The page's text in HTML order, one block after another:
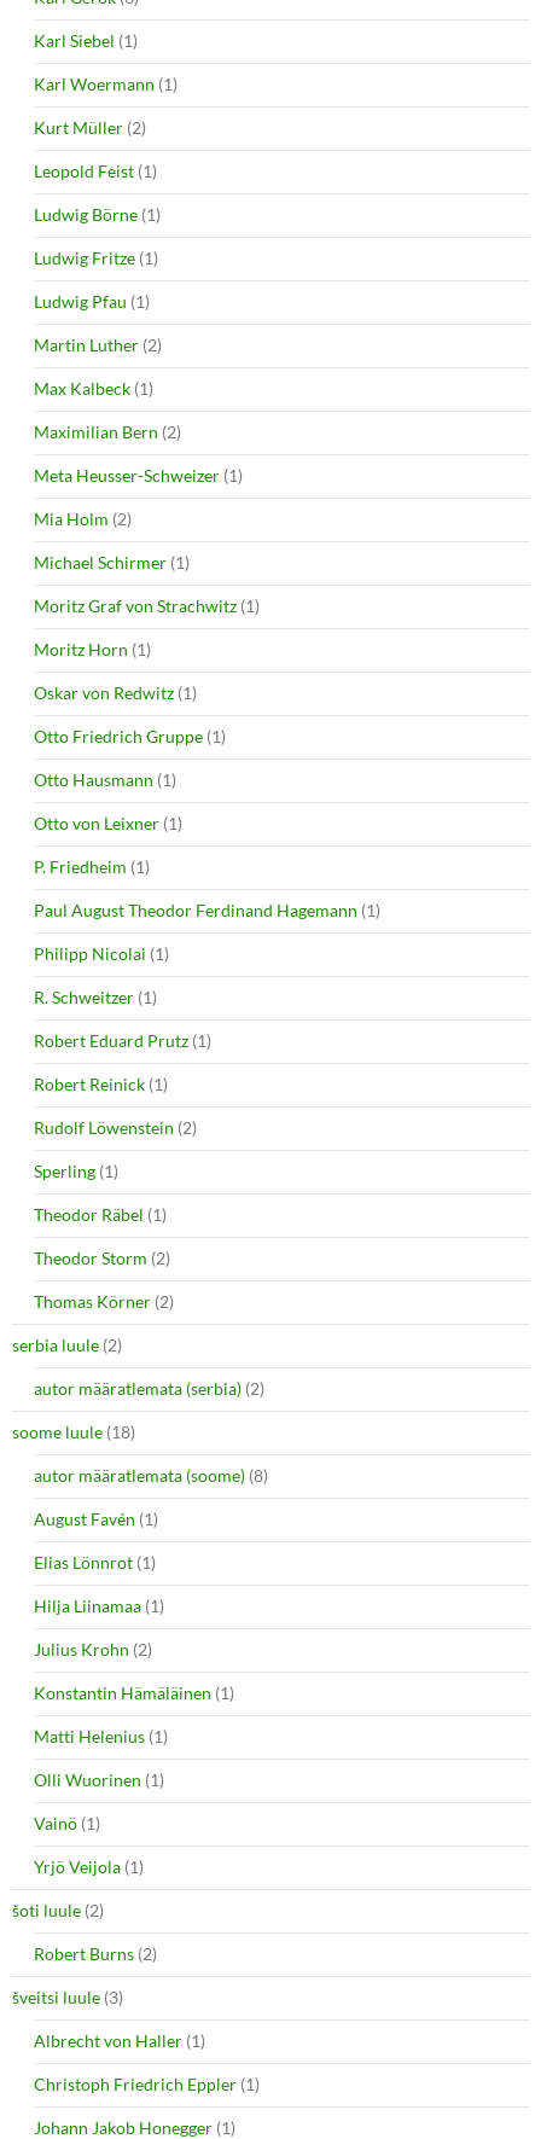
Karl Siebel (1)
Karl Woermann (1)
Kurt Müller (2)
Leopold Feist (1)
Ludwig Börne (1)
Ludwig Fritze (1)
Ludwig Pfau (1)
Martin Luther (2)
Max Kalbeck (1)
Maximilian Bern (2)
Meta Heusser-Schweizer (1)
Mia Holm (2)
Michael Schirmer (1)
Moritz Graf von Strachwitz (1)
Moritz Horn (1)
Oskar von Redwitz (1)
Otto Friedrich Gruppe (1)
Otto Hausmann (1)
Otto von Leixner (1)
P. Friedheim (1)
Paul August Theodor Ferdinand Hagemann (1)
Philipp Nicolai (1)
R. Schweitzer (1)
Robert Eduard Prutz (1)
Robert Reinick (1)
Rudolf Löwenstein (2)
Sperling (1)
Theodor Räbel (1)
Theodor Storm (2)
Thomas Körner (2)
serbia luule (2)
autor määratlemata (serbia) (2)
soome luule (18)
autor määratlemata (soome) (8)
August Favén (1)
Elias Lönnrot (1)
Hilja Liinamaa (1)
Julius Krohn (2)
Konstantin Hämäläinen (1)
Matti Helenius (1)
Olli Wuorinen (1)
Vainö (1)
Yrjö Veijola (1)
šoti luule (2)
Robert Burns (2)
šveitsi luule (3)
Albrecht von Haller (1)
Christoph Friedrich Eppler (1)
Johann Jakob Honegger (1)